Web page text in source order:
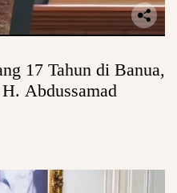
17 Tahun di Banua,
Abdussamad